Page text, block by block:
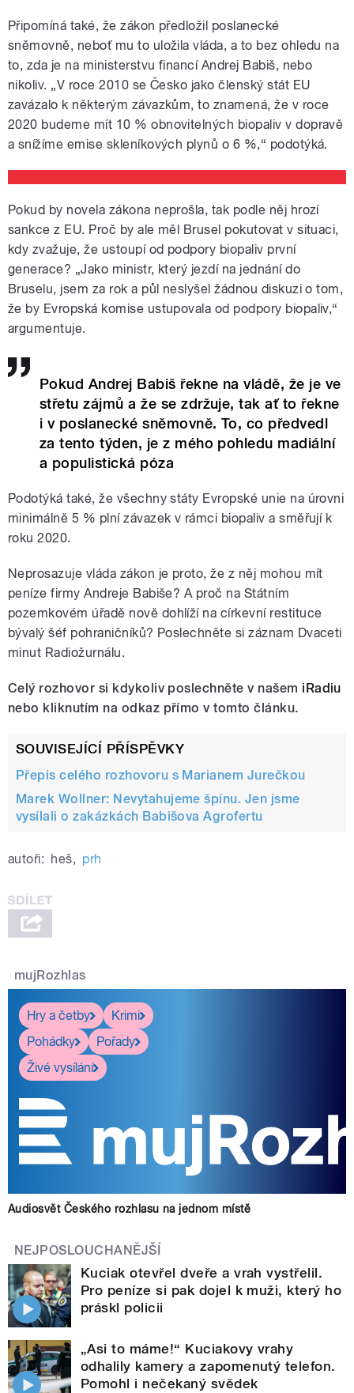
pause
Marianem Jurečkou o novele zákona o
biopalivech a také o tom, proč na církevní
restituce dohlíží bývalý šéf pohraničníků.
Moderuje Helena Šulcová.
Připomíná také, že zákon předložil poslanecké
sněmovně, neboť mu to uložila vláda, a to bez ohledu na
to, zda je na ministerstvu financí Andrej Babiš, nebo
nikoliv. „V roce 2010 se Česko jako členský stát EU
zavázalo k některým závazkům, to znamená, že v roce
2020 budeme mít 10 % obnovitelných biopaliv v dopravě
a snížíme emise skleníkových plynů o 6 %,“ podotýká.
Pokud by novela zákona neprošla, tak podle něj hrozí
sankce z EU. Proč by ale měl Brusel pokutovat v situaci,
kdy zvažuje, že ustoupí od podpory biopaliv první
generace? „Jako ministr, který jezdí na jednání do
Bruselu, jsem za rok a půl neslyšel žádnou diskuzi o tom,
že by Evropská komise ustupovala od podpory biopaliv,“
argumentuje.
Pokud Andrej Babiš řekne na vládě, že je ve
střetu zájmů a že se zdržuje, tak ať to řekne
i v poslanecké sněmovně. To, co předvedl
za tento týden, je z mého pohledu madiální
a populistická póza
Podotýká také, že všechny státy Evropské unie na úrovni
minimálně 5 % plní závazek v rámci biopaliv a směřují k
roku 2020.
Neprosazuje vláda zákon je proto, že z něj mohou mít
peníze firmy Andreje Babiše? A proč na Státním
pozemkovém úřadě nově dohlíží na církevní restituce
bývalý šéf pohraničníků? Poslechněte si záznam Dvaceti
minut Radiožurnálu.
Celý rozhovor si kdykoliv poslechněte v našem iRadiu
nebo kliknutím na odkaz přímo v tomto článku.
SOUVISEJÍCÍ PŘÍSPĚVKY
Přepis celého rozhovoru s Marianem Jurečkou
Marek Wollner: Nevytahujeme špínu. Jen jsme
vysílali o zakázkách Babišova Agrofertu
autoři: heš, prh
mujRozhlas
Hry a četby
Krimi
Pohádky
Pořady
Živé vysílání
Audiosvět Českého rozhlasu na jednom místě
NEJPOSLOUCHANĚJŠÍ
Kuciak otevřel dveře a vrah vystřelil.
Pro peníze si pak dojel k muži, který ho
práskl policii
„Asi to máme!“ Kuciakovy vrahy
odhalily kamery a zapomenutý telefon.
Pomohl i nečekaný svědek